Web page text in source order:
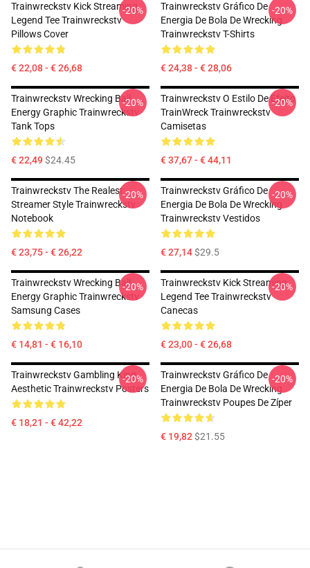
Trainwreckstv Kick Streaming
Legend Tee Trainwreckstv
Pillows Cover
€ 22,08 - € 26,68
-20%
Trainwreckstv Gráfico De
Energia De Bola De Wrecking
Trainwreckstv T-Shirts
€ 24,38 - € 28,06
-20%
Trainwreckstv Wrecking Ball
Energy Graphic Trainwreckstv
Tank Tops
€ 22,49$24.45
-20%
Trainwreckstv O Estilo De Efeito
TrainWreck Trainwreckstv
Camisetas
€ 37,67 - € 44,11
-20%
Trainwreckstv The Realest
Streamer Style Trainwreckstv
Notebook
€ 23,75 - € 26,22
-20%
Trainwreckstv Gráfico De
Energia De Bola De Wrecking
Trainwreckstv Vestidos
€ 27,14$29.5
-20%
Trainwreckstv Wrecking Ball
Energy Graphic Trainwreckstv
Samsung Cases
€ 14,81 - € 16,10
-20%
Trainwreckstv Kick Streaming
Legend Tee Trainwreckstv
Canecas
€ 23,00 - € 26,68
-20%
Trainwreckstv Gambling King
Aesthetic Trainwreckstv Posters
€ 18,21 - € 42,22
-20%
Trainwreckstv Gráfico De
Energia De Bola De Wrecking
Trainwreckstv Poupes De Zíper
€ 19,82$21.55
-20%